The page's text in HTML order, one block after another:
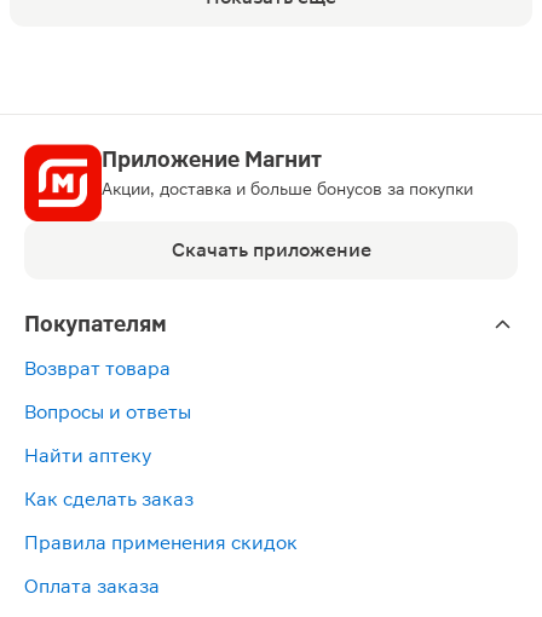
Приложение Магнит
Акции, доставка и больше бонусов за покупки
Скачать приложение
Покупателям
Возврат товара
Вопросы и ответы
Найти аптеку
Как сделать заказ
Правила применения скидок
Оплата заказа